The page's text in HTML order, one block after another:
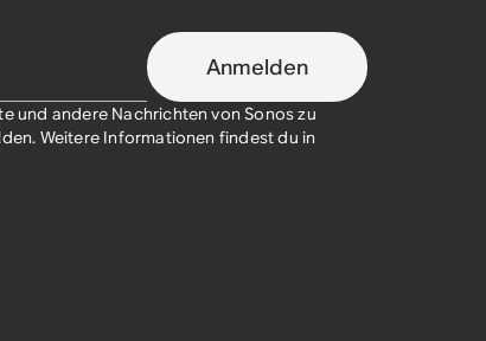
Anmelden
und andere Nachrichten von Sonos zu
Weitere Informationen findest du in